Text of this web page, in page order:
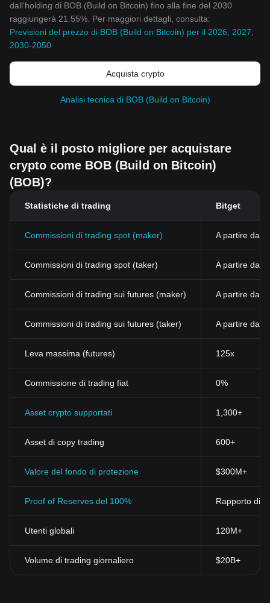
dall'holding di BOB (Build on Bitcoin) fino alla fine del 2030
raggiungerà 21.55%. Per maggiori dettagli, consulta:
Previsioni del prezzo di BOB (Build on Bitcoin) per il 2026, 2027,
2030-2050
Acquista crypto
Analisi tecnica di BOB (Build on Bitcoin)
Qual è il posto migliore per acquistare
crypto come BOB (Build on Bitcoin)
(BOB)?
Statistiche di trading Bitget
Commissioni di trading spot (maker) A partire dallo
Commissioni di trading spot (taker) A partire
Commissioni di trading sui futures (maker) A partire dallo
Commissioni di trading sui futures (taker) A partire
Leva massima (futures) 125x
Commissione di trading fiat 0%
Asset crypto supportati 1,300+
Asset di copy trading 600+
Valore del fondo di protezione $300M+
Proof of Reserves del 100% Rapporto di
Utenti globali 120M+
Volume di trading giornaliero $20B+